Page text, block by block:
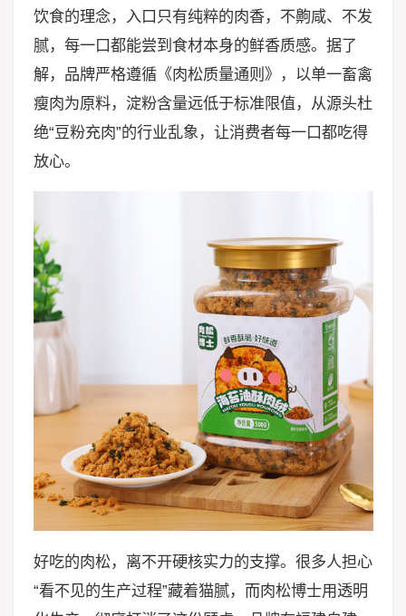
饮食的理念，入口只有纯粹的肉香，不齁咸、不发
腻，每一口都能尝到食材本身的鲜香质感。据了
解，品牌严格遵循《肉松质量通则》，以单一畜禽
瘦肉为原料，淀粉含量远低于标准限值，从源头杜
绝“豆粉充肉”的行业乱象，让消费者每一口都吃得
放心。
好吃的肉松，离不开硬核实力的支撑。很多人担心
“看不见的生产过程”藏着猫腻，而肉松博士用透明